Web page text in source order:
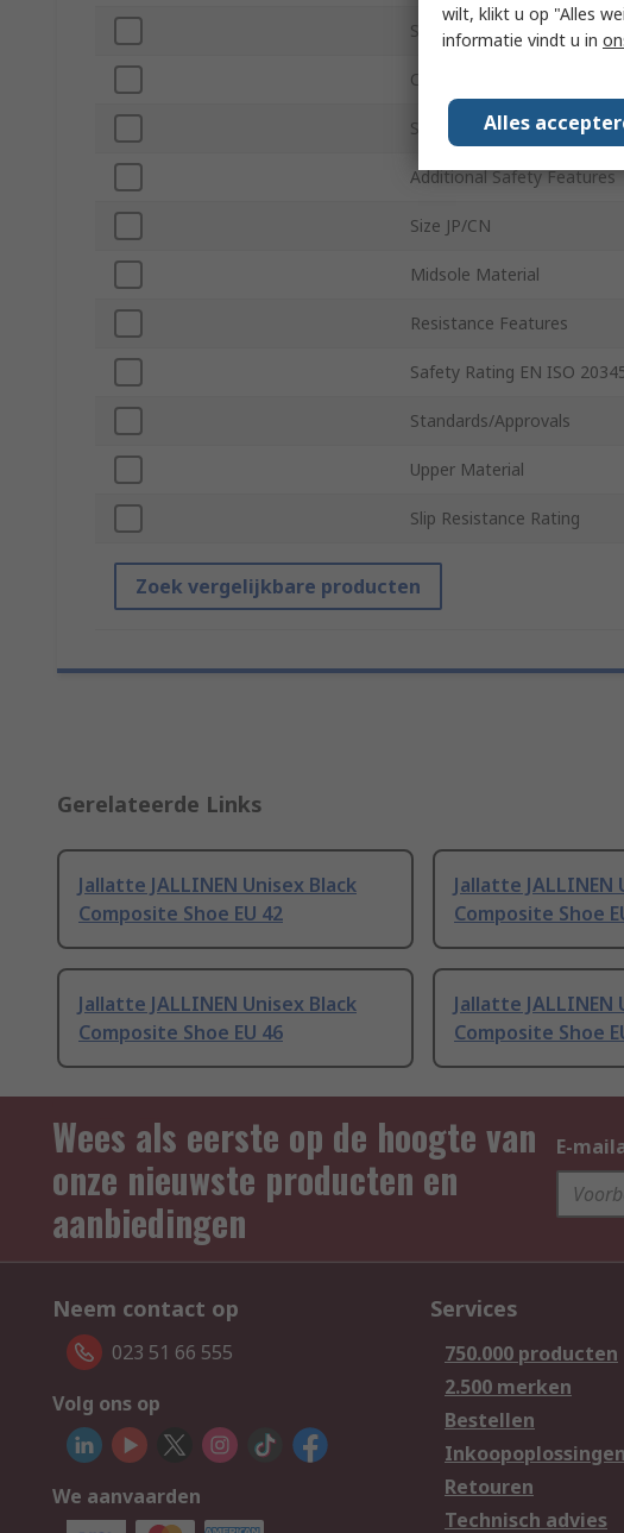
Safety Toe Type
Closure Type
Size US
Additional Safety Features
Size JP/CN
Midsole Material
Resistance Features
Safety Rating EN ISO
Standards/Approvals
Upper Material
Slip Resistance Rating
Zoek vergelijkbare producten
Gerelateerde Links
Jallatte JALLINEN Unisex Black
Composite Shoe EU 42
Jallatte JALLINEN
Composite Shoe
Jallatte JALLINEN Unisex Black
Composite Shoe EU 46
Jallatte JALLINEN
Composite Shoe
Wees als eerste op de hoogte van
onze nieuwste producten en
aanbiedingen
E-
Neem contact op
023 51 66 555
Volg ons op
We aanvaarden
Services
750.000 producten
2.500 merken
Bestellen
Inkoopoplossingen
Retouren
Technisch advies
wilt, klikt u op "Alles
informatie vindt u in
Alles